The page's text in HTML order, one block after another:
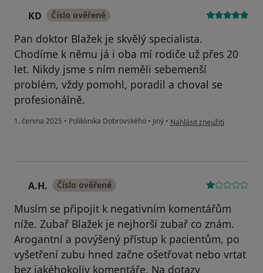
KD Číslo ověřené
Pan doktor Blažek je skvělý specialista.
Chodíme k němu já i oba mí rodiče už přes 20
let. Nikdy jsme s ním neměli sebemenší
problém, vždy pomohl, poradil a choval se
profesionálně.
1. června 2025 • Poliklinika Dobrovského • Jiný • podle názoru uživatele KD
Nahlásit zneužití
A.H. Číslo ověřené
Musím se připojit k negativním komentářům
níže. Zubař Blažek je nejhorší zubař co znám.
Arogantní a povýšený přístup k pacientům, po
vyšetření zubu hned začne ošetřovat nebo vrtat
bez jakéhokoliv komentáře. Na dotazy